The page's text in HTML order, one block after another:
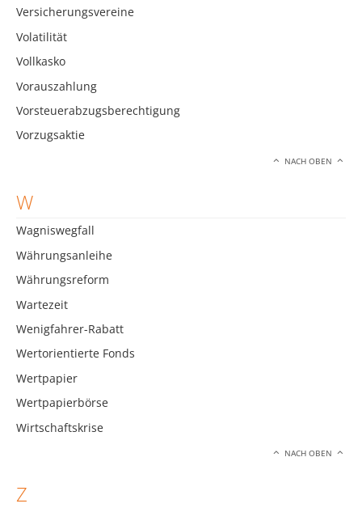
Versicherungsvereine
Volatilität
Vollkasko
Vorauszahlung
Vorsteuerabzugsberechtigung
Vorzugsaktie
NACH OBEN
W
Wagniswegfall
Währungsanleihe
Währungsreform
Wartezeit
Wenigfahrer-Rabatt
Wertorientierte Fonds
Wertpapier
Wertpapierbörse
Wirtschaftskrise
NACH OBEN
Z